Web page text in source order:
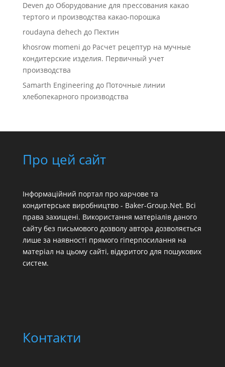
Deven до Оборудование для прессования какао
тертого и производства какао-порошка
roudayna dehech до Пектин
khosrow momeni до Расчет рецептур на мучные
кондитерские изделия. Первичный учет
производства
Samarth Engineeringдо Поточные линии
хлебопекарного производства
Про цей сайт
Інформаційний портал про харчове та
кондитерське виробництво - Baker-Group.Net. Всі
права захищені. Використання матеріалів даного
сайту без письмового дозволу автора дозволяється
лише за наявності прямого гіперпосилання на
матеріал на цьому сайті, відкритого для пошукових
систем.
Контакти